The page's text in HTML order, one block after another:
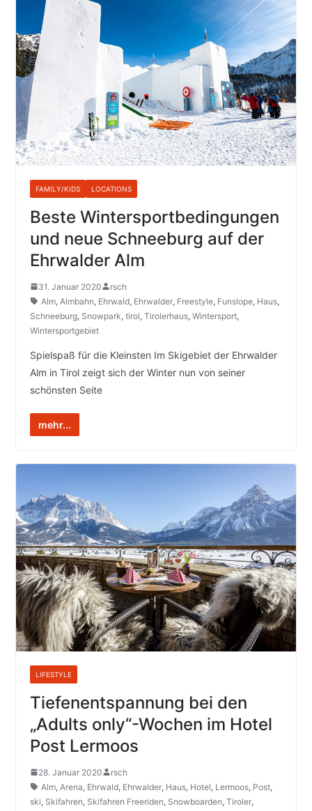
FAMILY/KIDS LOCATIONS
Beste Wintersportbedingungen
und neue Schneeburg auf der
Ehrwalder Alm
31. Januar 2020
rsch
Alm, Almbahn, Ehrwald, Ehrwalder, Freestyle, Funslope, Haus,
Schneeburg, Snowpark, tirol, Tirolerhaus, Wintersport,
Wintersportgebiet
Spielspaß für die Kleinsten Im Skigebiet der Ehrwalder
Alm in Tirol zeigt sich der Winter nun von seiner
schönsten Seite
mehr...
LIFESTYLE
Tiefenentspannung bei den
„Adults only“-Wochen im Hotel
Post Lermoos
28. Januar 2020
rsch
Alm, Arena, Ehrwald, Ehrwalder, Haus, Hotel, Lermoos, Post,
ski, Skifahren, Skifahren Freeriden, Snowboarden, Tiroler,